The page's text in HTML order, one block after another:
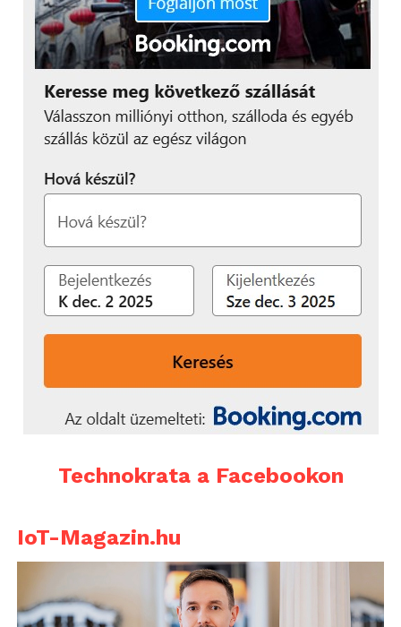
Technokrata a Facebookon
IoT-Magazin.hu